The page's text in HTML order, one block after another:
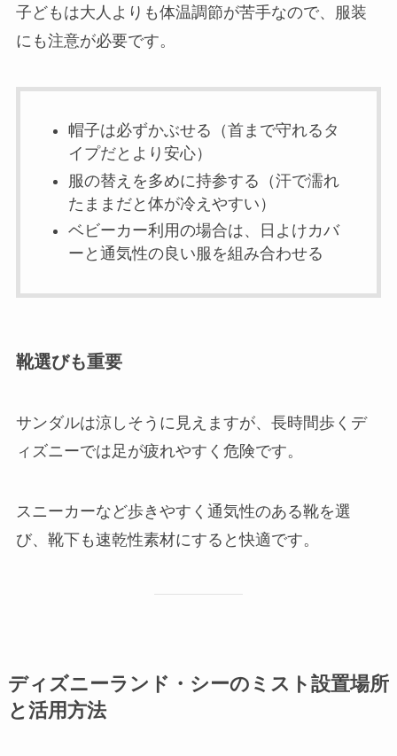
子どもは大人よりも体温調節が苦手なので、服装
にも注意が必要です。
帽子は必ずかぶせる（首まで守れるタ
イプだとより安心）
服の替えを多めに持参する（汗で濡れ
たままだと体が冷えやすい）
ベビーカー利用の場合は、日よけカバ
ーと通気性の良い服を組み合わせる
靴選びも重要
サンダルは涼しそうに見えますが、長時間歩くデ
ィズニーでは足が疲れやすく危険です。
スニーカーなど歩きやすく通気性のある靴を選
び、靴下も速乾性素材にすると快適です。
ディズニーランド・シーのミスト設置場所
と活用方法